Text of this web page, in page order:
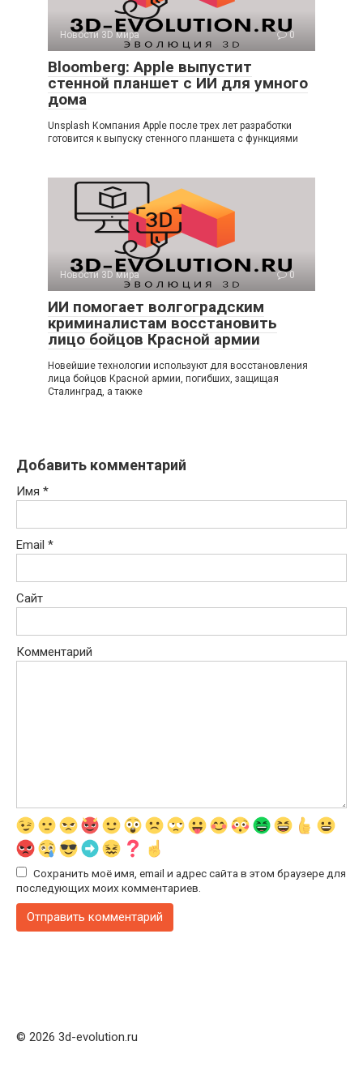
Новости 3D мира 0
Bloomberg: Apple выпустит
стенной планшет с ИИ для умного
дома
Unsplash Компания Apple после трех лет разработки
готовится к выпуску стенного планшета с функциями
Новости 3D мира 0
ИИ помогает волгоградским
криминалистам восстановить
лицо бойцов Красной армии
Новейшие технологии используют для восстановления
лица бойцов Красной армии, погибших, защищая
Сталинград, а также
Добавить комментарий
Имя *
Email *
Сайт
Комментарий
Сохранить моё имя, email и адрес сайта в этом браузере для
последующих моих комментариев.
© 2026 3d-evolution.ru